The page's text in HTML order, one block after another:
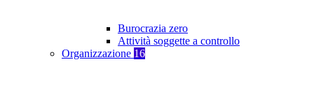
Burocrazia zero
Attività soggette a controllo
Organizzazione 16